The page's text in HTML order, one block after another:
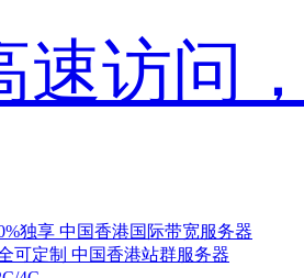
速访问
独享 中国香港国际带宽服务器
可定制 中国香港站群服务器